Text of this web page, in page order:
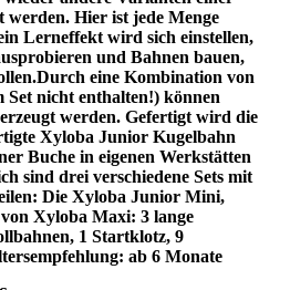
Hier ist jede Menge
Lerneffekt wird sich einstellen,
und Bahnen bauen,
eine Kombination von
Set nicht enthalten!) können
werden. Gefertigt wird die
Xyloba Junior Kugelbahn
Buche in eigenen Werkstätten
sind drei verschiedene Sets mit
Die Xyloba Junior Mini,
Xyloba Maxi: 3 lange
1 Startklotz, 9
ab 6 Monate